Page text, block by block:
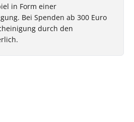
in Form einer
Bei Spenden ab 300 Euro
durch den